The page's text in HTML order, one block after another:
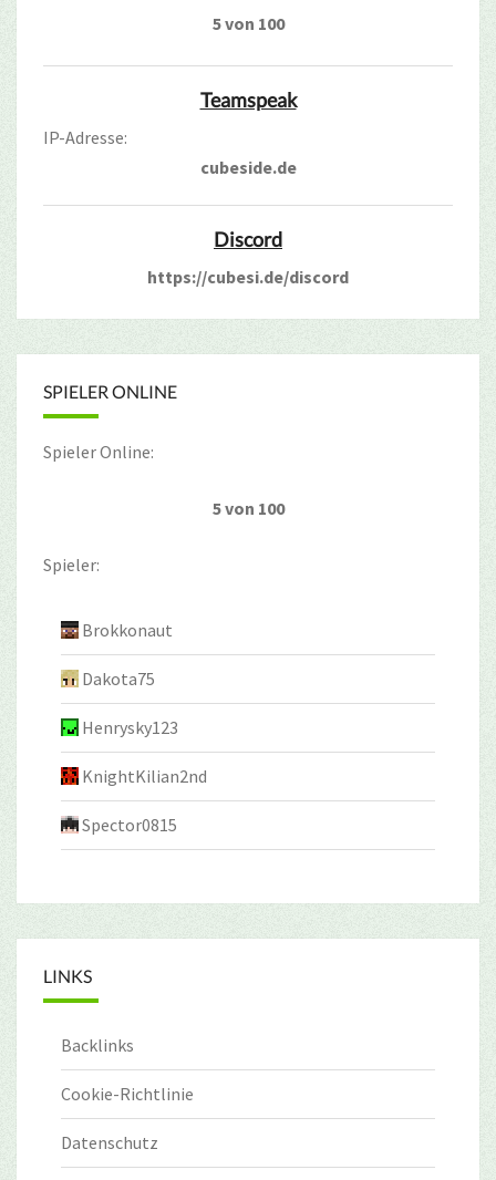
5 von 100
Teamspeak
IP-Adresse:
cubeside.de
Discord
https://cubesi.de/discord
SPIELER ONLINE
Spieler Online:
5 von 100
Spieler:
Brokkonaut
Dakota75
Henrysky123
KnightKilian2nd
Spector0815
LINKS
Backlinks
Cookie-Richtlinie
Datenschutz